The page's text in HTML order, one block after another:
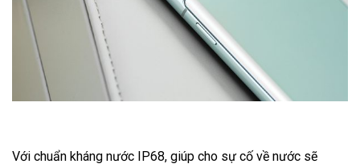
Với chuẩn kháng nước IP68, giúp cho sự cố về nước sẽ